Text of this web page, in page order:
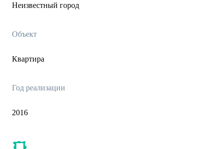
Неизвестный город
Объект
Квартира
Год реализации
2016